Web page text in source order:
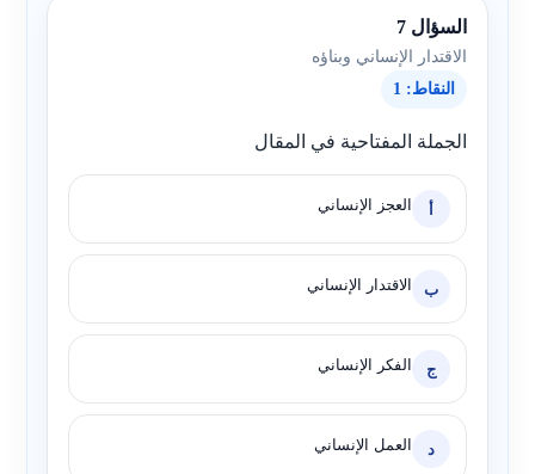
السؤال 7
الاقتدار الإنساني وبناؤه
النقاط: 1
الجملة المفتاحية في المقال
أ العجز الإنساني
ب الاقتدار الإنساني
ج الفكر الإنساني
د العمل الإنساني